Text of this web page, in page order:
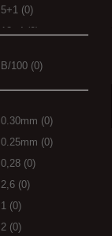
5+1 (0)
12+4 (0)
B/100 (0)
0.30mm (0)
0.25mm (0)
0,28 (0)
2,6 (0)
1 (0)
2 (0)